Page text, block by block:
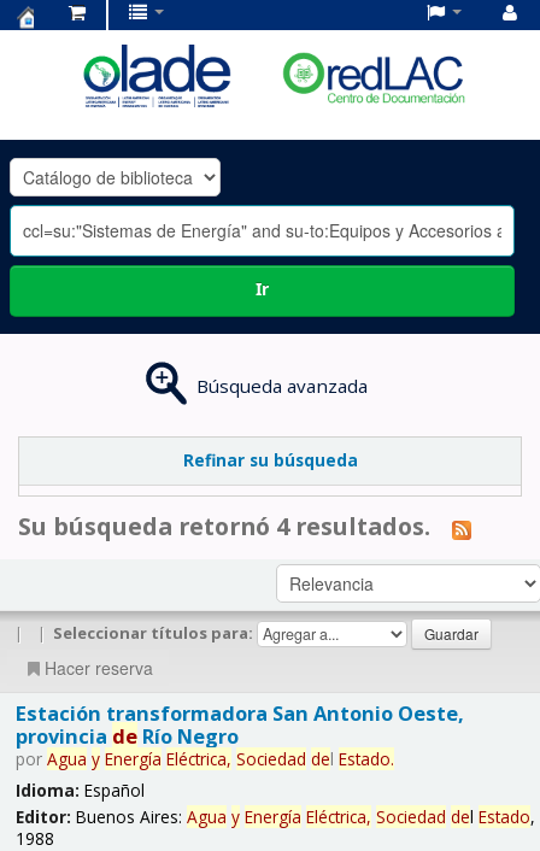
OLADE
-
Ir
Búsqueda avanzada
Refinar su búsqueda
Su búsqueda retornó 4 resultados.
| | Seleccionar títulos para:
Hacer reserva
Estación transformadora San Antonio Oeste,
provincia deRío Negro
por Agua y Energía Eléctrica, Sociedad del Estado.
Idioma: Español
Editor: Buenos Aires: Agua y Energía Eléctrica, Sociedad del Estado,
1988